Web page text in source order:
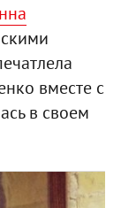
вместе с
в своем